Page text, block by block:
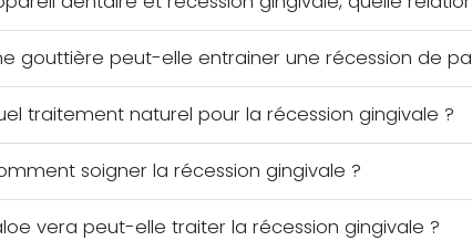
gouttière peut-elle entrainer une récession de
traitement naturel pour la récession gingivale ?
soigner la récession gingivale ?
vera peut-elle traiter la récession gingivale ?